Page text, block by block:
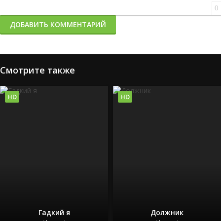
0
ДОБАВИТЬ КОММЕНТАРИЙ
Смотрите также
Гадкий я
HD
Должник
HD